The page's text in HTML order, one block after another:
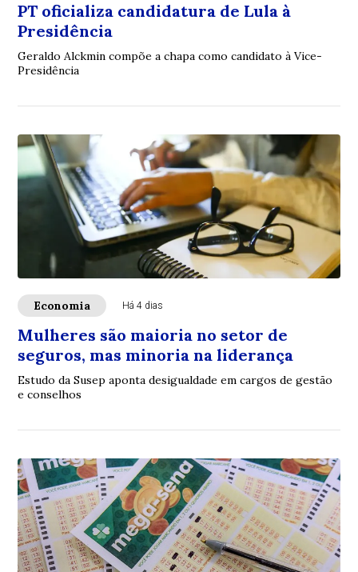
PT oficializa candidatura de Lula à
Presidência
Geraldo Alckmin compõe a chapa como candidato à Vice-
Presidência
Economia Há 4 dias
Mulheres são maioria no setor de
seguros, mas minoria na liderança
Estudo da Susep aponta desigualdade em cargos de gestão
e conselhos